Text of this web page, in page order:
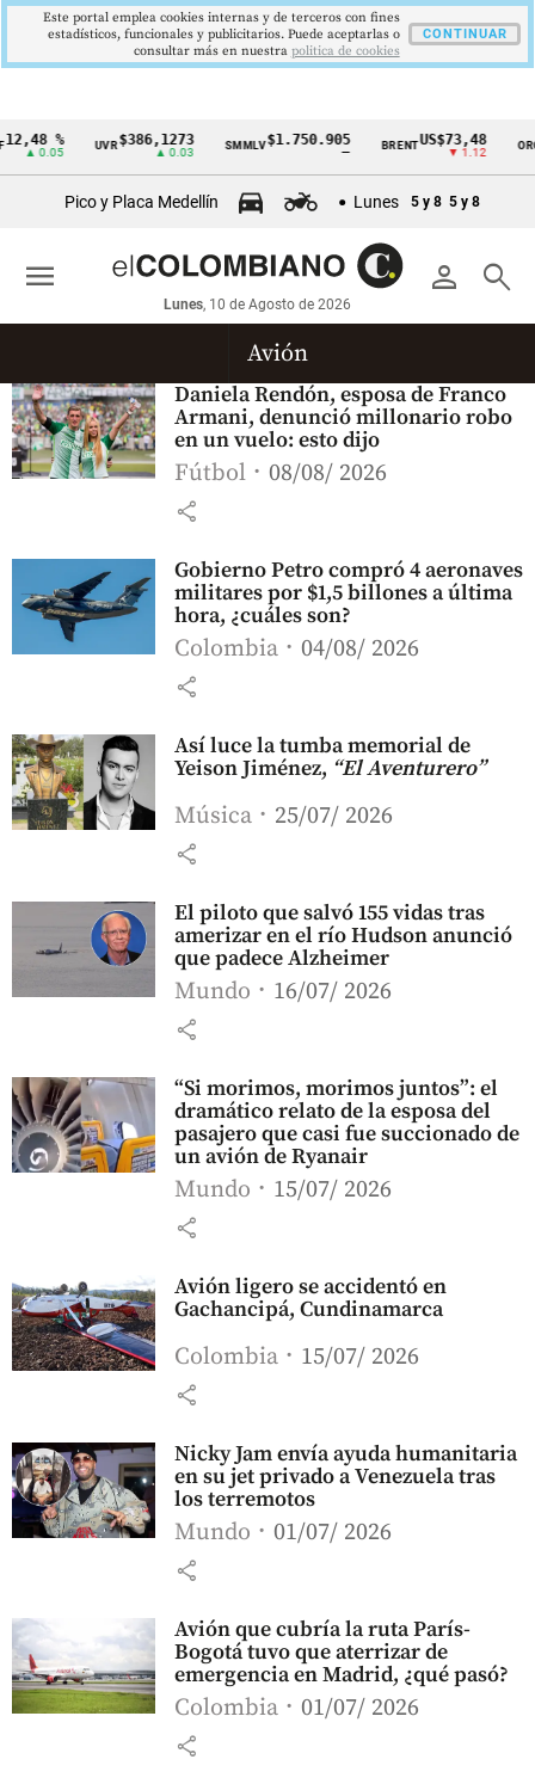
Cintillo
económicos
Colombia
%
▲ 0.05
UVR$386,1273
▲ 0.03
SMMLV $1.750.905
—
BRENTUS$73,48
▼ 1.12
ORO
Pico y Placa Medellín Lunes 5 y 8 5 y 8
person search
Lunes, 10 de Agosto de 2026
menu
Avión
Daniela Rendón, esposa de Franco
Armani, denunció millonario robo
en un vuelo: esto dijo
Fútbol 08/08/ 2026
share
Gobierno Petro compró 4 aeronaves
militares por $1,5 billones a última
hora, ¿cuáles son?
Colombia 04/08/ 2026
share
Así luce la tumba memorial de
Yeison Jiménez, “El Aventurero”
Música 25/07/ 2026
share
El piloto que salvó 155 vidas tras
amerizar en el río Hudson anunció
que padece Alzheimer
Mundo 16/07/ 2026
share
“Si morimos, morimos juntos”: el
dramático relato de la esposa del
pasajero que casi fue succionado de
un avión de Ryanair
Mundo 15/07/ 2026
share
Avión ligero se accidentó en
Gachancipá, Cundinamarca
Colombia 15/07/ 2026
share
Nicky Jam envía ayuda humanitaria
en su jet privado a Venezuela tras
los terremotos
Mundo 01/07/ 2026
share
Avión que cubría la ruta París-
Bogotá tuvo que aterrizar de
emergencia en Madrid, ¿qué pasó?
Colombia 01/07/ 2026
share
Este portal emplea cookies internas y de terceros con fines
estadísticos, funcionales y publicitarios. Puede aceptarlas o
consultar más en nuestra politica de cookies
CONTINUAR